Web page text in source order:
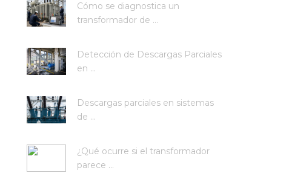
Cómo se diagnostica un
transformador de ...
Detección de Descargas Parciales
en ...
Descargas parciales en sistemas
de ...
¿Qué ocurre si el transformador
parece ...